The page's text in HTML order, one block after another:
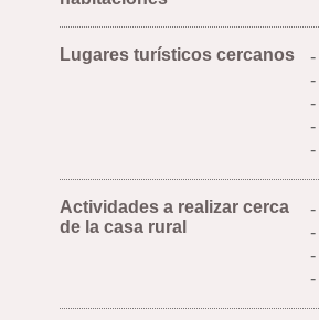
Lugares turísticos cercanos
-
-
-
Actividades a realizar cerca
de la casa rural
-